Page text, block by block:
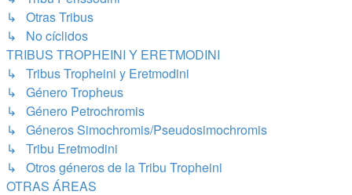
↳ Otras Tribus
↳ No cíclidos
TRIBUS TROPHEINI Y ERETMODINI
↳ Tribus Tropheini y Eretmodini
↳ Género Tropheus
↳ Género Petrochromis
↳ Géneros Simochromis/Pseudosimochromis
↳ Tribu Eretmodini
↳ Otros géneros de la Tribu Tropheini
OTRAS ÁREAS